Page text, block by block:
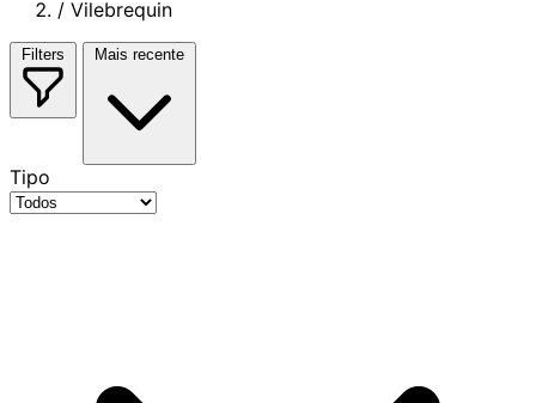
/ Vilebrequin
Filters Mais recente
Tipo